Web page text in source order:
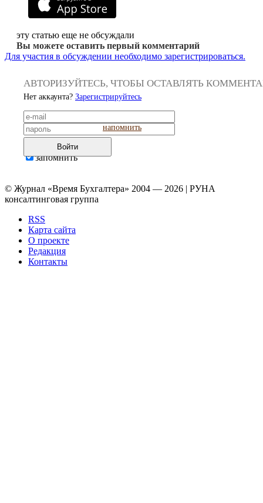
эту статью еще не обсуждали
Вы можете оставить первый комментарий
Для участия в обсуждении необходимо зарегистрироваться.
АВТОРИЗУЙТЕСЬ, ЧТОБЫ ОСТАВЛЯТЬ
Нет аккаунта? Зарегистрируйтесь
напомнить
Войти
запомнить
© Журнал «Время Бухгалтера» 2004 — 2026 | РУНА
консалтинговая группа
RSS
Карта сайта
О проекте
Редакция
Контакты